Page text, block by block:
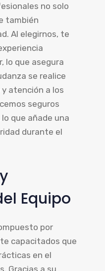
no solo
también
Al elegirnos, te
lo que asegura
se realice
atención a los
seguros
que añade una
durante el
Equipo
por
capacitados que
en el
Gracias a su